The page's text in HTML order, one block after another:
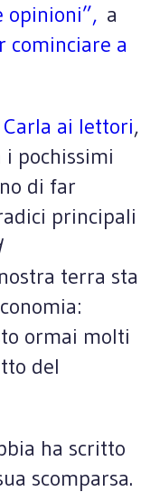
opinioni”, a
cominciare a
ai lettori,
i pochissimi
di far
principali
terra sta
ormai molti
del
ha scritto
scomparsa.